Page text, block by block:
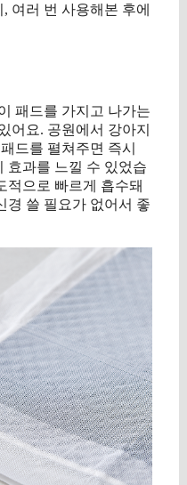
여러 번 사용해본 후에
패드를 가지고 나가는
어요. 공원에서 강아지
드를 펼쳐주면 즉시
효과를 느낄 수 있었습
적으로 빠르게 흡수돼
경 쓸 필요가 없어서 좋